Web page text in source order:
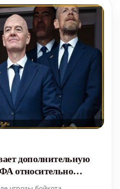
дополнительную
относительно
мира